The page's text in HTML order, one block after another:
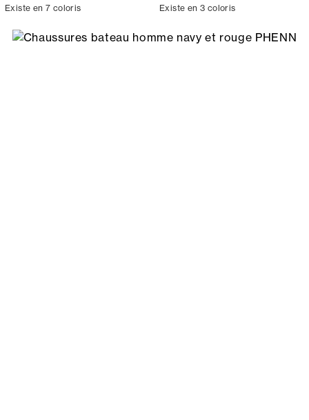
Existe en 7 coloris Existe en 3 coloris